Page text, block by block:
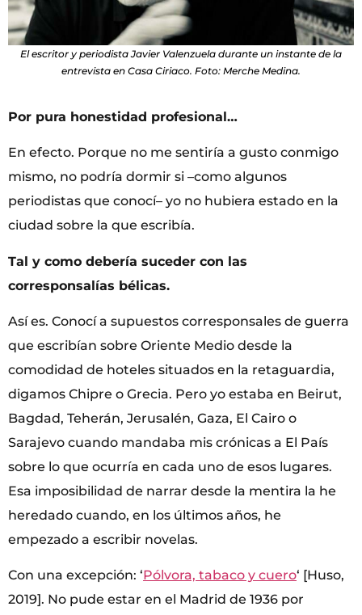
El escritor y periodista Javier Valenzuela durante un instante de la
entrevista en Casa Ciriaco. Foto: Merche Medina.
Por pura honestidad profesional…
En efecto. Porque no me sentiría a gusto conmigo
mismo, no podría dormir si –como algunos
periodistas que conocí– yo no hubiera estado en la
ciudad sobre la que escribía.
Tal y como debería suceder con las
corresponsalías bélicas.
Así es. Conocí a supuestos corresponsales de guerra
que escribían sobre Oriente Medio desde la
comodidad de hoteles situados en la retaguardia,
digamos Chipre o Grecia. Pero yo estaba en Beirut,
Bagdad, Teherán, Jerusalén, Gaza, El Cairo o
Sarajevo cuando mandaba mis crónicas a El País
sobre lo que ocurría en cada uno de esos lugares.
Esa imposibilidad de narrar desde la mentira la he
heredado cuando, en los últimos años, he
empezado a escribir novelas.
Con una excepción: ‘Pólvora, tabaco y cuero‘ [Huso,
2019]. No pude estar en el Madrid de 1936 por